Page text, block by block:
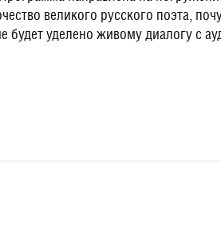
великого русского поэта,
уделено живому диалогу с